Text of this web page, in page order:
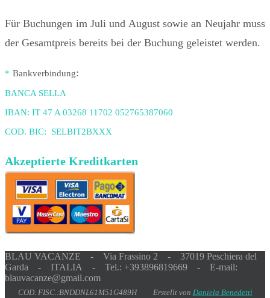
Für Buchungen im Juli und August sowie an Neujahr muss
der Gesamtpreis bereits bei der Buchung geleistet werden.
* Bankverbindung:
BANCA SELLA
IBAN: IT 47 A 03268 11702 052765387060
COD. BIC: SELBIT2BXXX
Akzeptierte Kreditkarten
BLAU VACANZE - Via Frassino 2 - 37019 Peschiera del
Garda - ITALIA - Tel.: +393896819669 - E-mail:
blauvacanze@gmail.com
COD. FISC.:BNDDNL61M51G489H Erstellt von Daniela Benedetti